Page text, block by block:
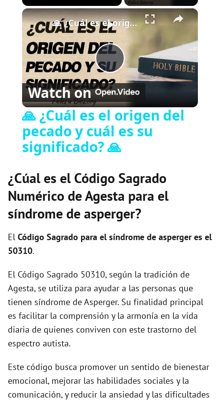
Play Unmute Fullscreen ×
P
l
V
i
e
o
🙏 ¿Cuál es el origen del pecado y cuál es su significado? 🙏
Watch on
🙏 ¿Cuál es el origen del
pecado y cuál es su
significado? 🙏
¿Cúal es el Código Sagrado
Numérico de Agesta para el
síndrome de asperger?
El Código Sagrado para el síndrome de asperger es el
50310.
El Código Sagrado 50310, según la tradición de
Agesta, se utiliza para ayudar a las personas que
tienen síndrome de Asperger. Su finalidad principal
es facilitar la comprensión y la armonía en la vida
diaria de quienes conviven con este trastorno del
espectro autista.
Este código busca promover un sentido de bienestar
emocional, mejorar las habilidades sociales y la
comunicación, y reducir la ansiedad y las dificultades